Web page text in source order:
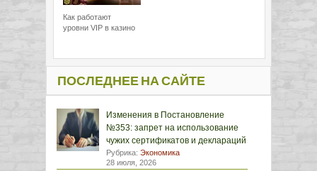
Как работают
уровни VIP в казино
ПОСЛЕДНЕЕ НА САЙТЕ
Изменения в Постановление
№353: запрет на использование
чужих сертификатов и деклараций
Рубрика: Экономика
28 июля, 2026